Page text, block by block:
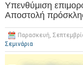
Υπενθύμιση
Αποστολή
Παρασκευή,
Σεμινάρια